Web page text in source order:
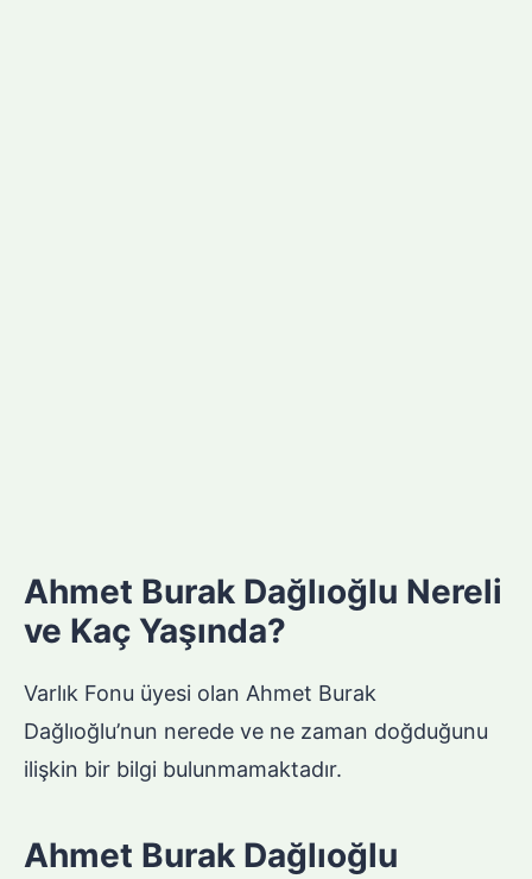
Ahmet Burak Dağlıoğlu Nereli
ve Kaç Yaşında?
Varlık Fonu üyesi olan Ahmet Burak
Dağlıoğlu’nun nerede ve ne zaman doğduğunu
ilişkin bir bilgi bulunmamaktadır.
Ahmet Burak Dağlıoğlu